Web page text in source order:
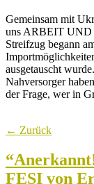
Gemeinsam mit
uns ARBEIT UND
Streifzug begann
ausgetauscht
Nahversorger
der Frage, wer in
← Zurück
FESI von